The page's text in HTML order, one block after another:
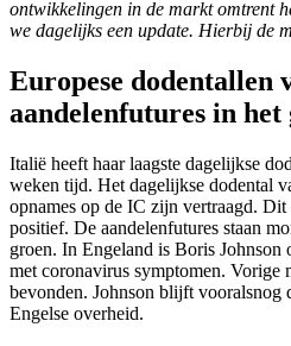
ontwikkelingen in de markt omtrent
we dagelijks een update. Hierbij de
Europese dodentallen
aandelenfutures in het
Italië heeft haar laagste dagelijkse
weken tijd. Het dagelijkse dodental
opnames op de IC zijn vertraagd.
positief. De aandelenfutures staan
groen. In Engeland is Boris Johnson
met coronavirus symptomen. Vorige
bevonden. Johnson blijft vooralsnog
Engelse overheid.